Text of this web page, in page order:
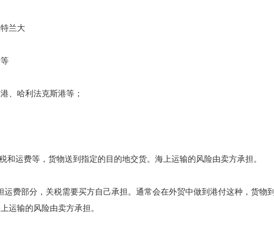
兰大
、哈利法克斯港等；
和运费等，货物送到指定的目的地交货。海上运输的风险由卖方承担。
费部分，关税需要买方自己承担。通常会在外贸中做到港付这种，货物到
运输的风险由卖方承担。